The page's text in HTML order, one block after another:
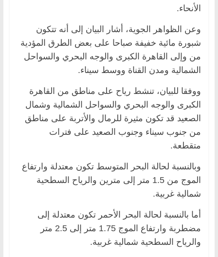
الأنحاء.
وعن الظواهر الجوية، أشار البيان إلى أنه تتكون
شبورة مائية خفيفة صباحا على بعض الطرق المؤدية
من وإلى القاهرة الكبرى والوجه البحري والسواحل
الشمالية ومدن القناة ووسط سيناء.
ووفقا للبيان، تنشط رياح على مناطق من القاهرة
الكبرى والوجه البحري والسواحل الشمالية وشمال
الصعيد قد تكون مثيرة للرمال والأتربة على مناطق
من جنوب سيناء وجنوب الصعيد على فترات
متقطعة.
وبالنسبة لحالة البحر المتوسط تكون معتدلة وارتفاع
الموج من 1.5 متر إلى مترين والرياح السطحية
شمالية غربية.
أما بالنسبة لحالة البحر الأحمر تكون معتدلة إلى
مضطربة وارتفاع الموج 1.75 متر إلى 2.5 متر
والرياح السطحية شمالية غربية.